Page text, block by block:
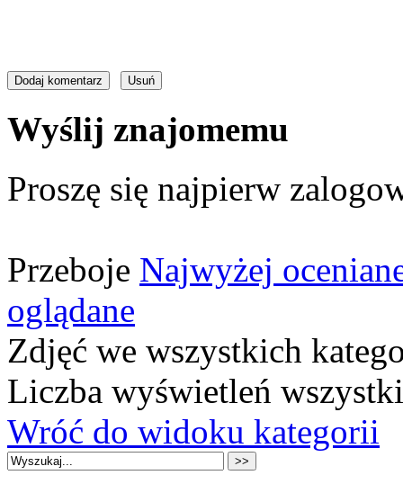
Wyślij znajomemu
Proszę się najpierw
Przeboje Najwyżej
oglądane
Zdjęć we wszystkich
Liczba wyświetleń
Wróć do widoku kategorii